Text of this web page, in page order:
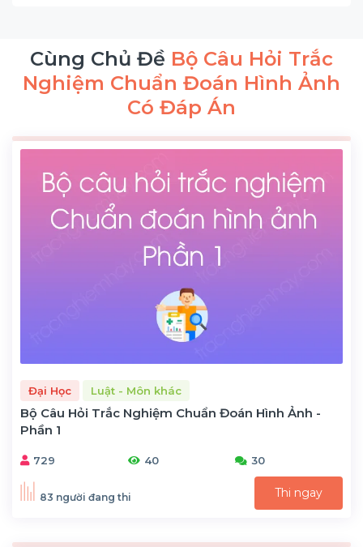
Cùng Chủ Đề Bộ Câu Hỏi Trắc
Nghiệm Chuẩn Đoán Hình Ảnh
Có Đáp Án
Đại Học Luật - Môn khác
Bộ Câu Hỏi Trắc Nghiệm Chuẩn Đoán Hình Ảnh -
Phần 1
729 40 30
83 người đang thi Thi ngay